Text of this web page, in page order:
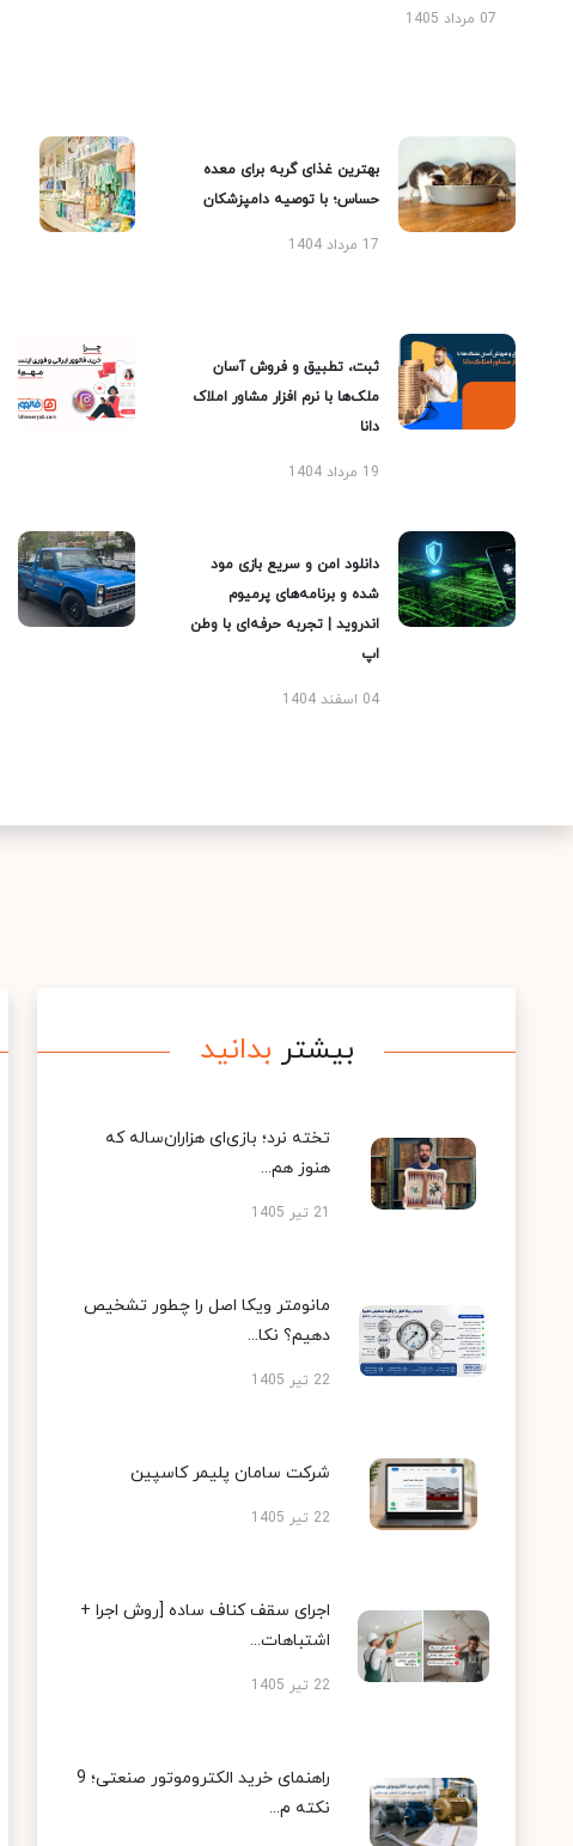
07 مرداد 1405
بهترین غذای گربه برای معده
حساس؛ با توصیه دامپزشکان
17 مرداد 1404
ثبت، تطبیق و فروش آسان
ملک‌ها با نرم افزار مشاور املاک
دانا
19 مرداد 1404
دانلود امن و سریع بازی مود
شده و برنامه‌های پرمیوم
اندروید | تجربه حرفه‌ای با وطن
اپ
04 اسفند 1404
بیشتر بدانید
تخته نرد؛ بازی‌ای هزاران‌ساله که
هنوز هم...
21 تیر 1405
مانومتر ویکا اصل را چطور تشخیص
دهیم؟ نکا...
22 تیر 1405
شرکت سامان پلیمر کاسپین
22 تیر 1405
اجرای سقف کناف ساده [روش اجرا +
اشتباهات...
22 تیر 1405
راهنمای خرید الکتروموتور صنعتی؛ 9
نکته م...